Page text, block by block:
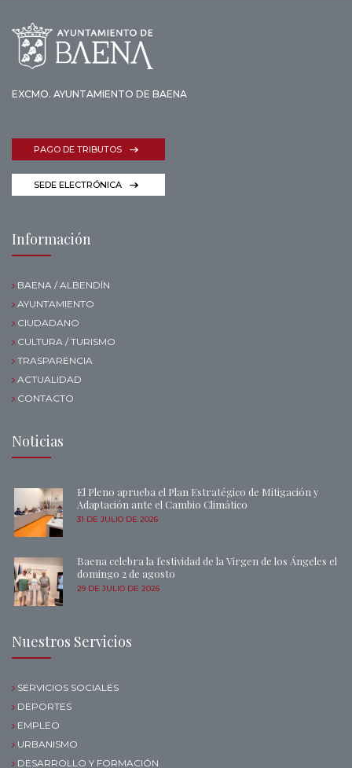
EXCMO. AYUNTAMIENTO DE BAENA
PAGO DE TRIBUTOS
SEDE ELECTRÓNICA
Información
BAENA / ALBENDÍN
AYUNTAMIENTO
CIUDADANO
CULTURA / TURISMO
TRASPARENCIA
ACTUALIDAD
CONTACTO
Noticias
El Pleno aprueba el Plan Estratégico de Mitigación y
Adaptación ante el Cambio Climático
31 DE JULIO DE 2026
Baena celebra la festividad de la Virgen de los Ángeles el
domingo 2 de agosto
29 DE JULIO DE 2026
Nuestros Servicios
SERVICIOS SOCIALES
DEPORTES
EMPLEO
URBANISMO
DESARROLLO Y FORMACIÓN